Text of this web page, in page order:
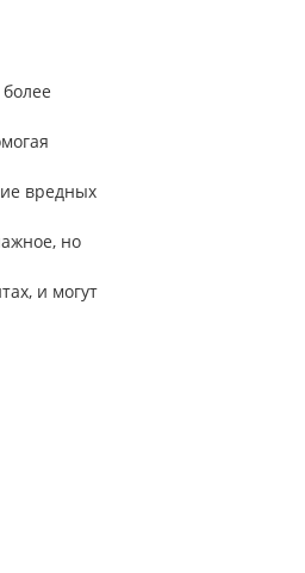
вредных
но
и могут